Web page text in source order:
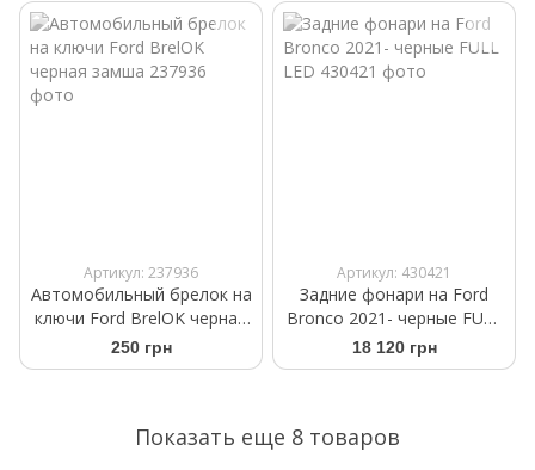
Артикул: 237936
Автомобильный брелок на
ключи Ford BrelOK черная
замша
250 грн
Артикул: 430421
Задние фонари на Ford
Bronco 2021- черные FULL
LED
18 120 грн
Показать еще 8 товаров